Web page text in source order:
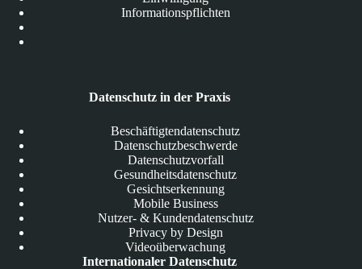
Informationspflichten
Datenschutz in der Praxis
Beschäftigtendatenschutz
Datenschutzbeschwerde
Datenschutzvorfall
Gesundheitsdatenschutz
Gesichtserkennung
Mobile Business
Nutzer- & Kundendatenschutz
Privacy by Design
Videoüberwachung
Internationaler Datenschutz